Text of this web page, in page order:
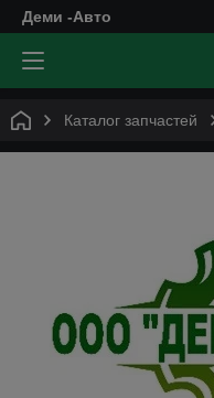
Деми -Авто
Каталог запчастей